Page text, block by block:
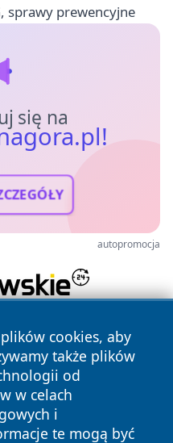
sprawy prewencyjne
się na
autopromocja
cookies, aby
także plików
od
w celach
i
te mogą być
Wszystkie prawa